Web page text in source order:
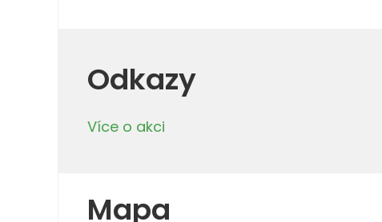
Odkazy
Více o akci
Mapa